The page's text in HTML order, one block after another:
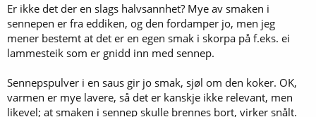
Er ikke det der en slags halvsannhet? Mye av smaken i
sennepen er fra eddiken, og den fordamper jo, men jeg
mener bestemt at det er en egen smak i skorpa på f.eks. ei
lammesteik som er gnidd inn med sennep.
Sennepspulver i en saus gir jo smak, sjøl om den koker. OK,
varmen er mye lavere, så det er kanskje ikke relevant, men
likevel; at smaken i sennep skulle brennes bort, virker snålt.